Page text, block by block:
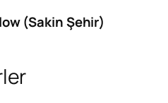
(Sakin Şehir)